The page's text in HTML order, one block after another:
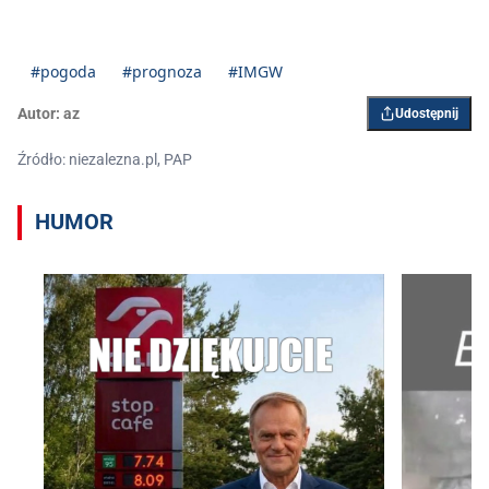
#pogoda #prognoza #IMGW
Autor: az Udostępnij
Źródło: niezalezna.pl, PAP
HUMOR